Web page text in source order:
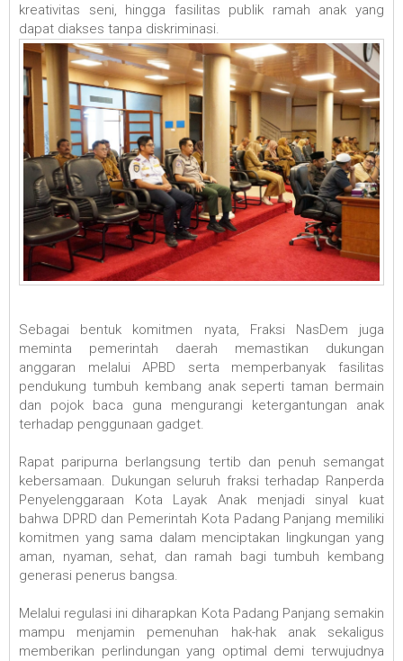
kreativitas seni, hingga fasilitas publik ramah anak yang
dapat diakses tanpa diskriminasi.
Sebagai bentuk komitmen nyata, Fraksi NasDem juga
meminta pemerintah daerah memastikan dukungan
anggaran melalui APBD serta memperbanyak fasilitas
pendukung tumbuh kembang anak seperti taman bermain
dan pojok baca guna mengurangi ketergantungan anak
terhadap penggunaan gadget.
Rapat paripurna berlangsung tertib dan penuh semangat
kebersamaan. Dukungan seluruh fraksi terhadap Ranperda
Penyelenggaraan Kota Layak Anak menjadi sinyal kuat
bahwa DPRD dan Pemerintah Kota Padang Panjang memiliki
komitmen yang sama dalam menciptakan lingkungan yang
aman, nyaman, sehat, dan ramah bagi tumbuh kembang
generasi penerus bangsa.
Melalui regulasi ini diharapkan Kota Padang Panjang semakin
mampu menjamin pemenuhan hak-hak anak sekaligus
memberikan perlindungan yang optimal demi terwujudnya